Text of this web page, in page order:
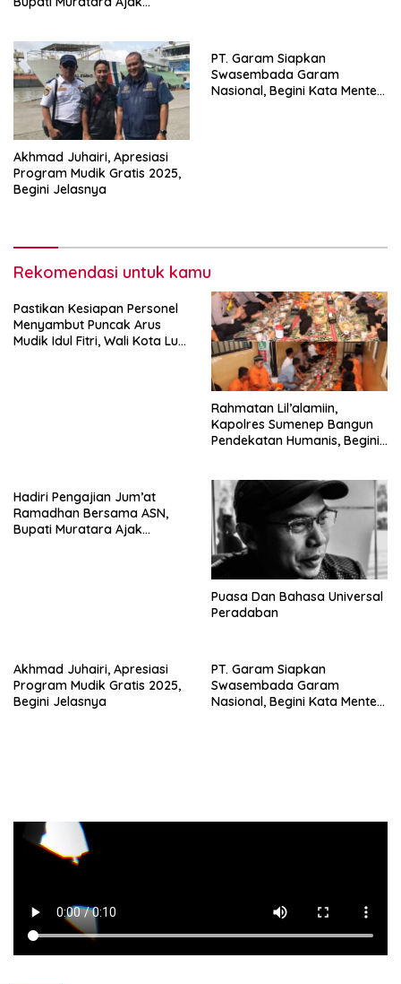
Pelayanan ke masyarakat
Akhmad Juhairi, Apresiasi
Program Mudik Gratis 2025,
Begini Jelasnya
PT. Garam Siapkan
Swasembada Garam
Nasional, Begini Kata Menteri
Rekomendasi untuk kamu
Pastikan Kesiapan Personel
Menyambut Puncak Arus
Mudik Idul Fitri, Wali Kota Ludi
Rahmatan Lil’alamiin,
Kapolres Sumenep Bangun
Pendekatan Humanis, Begini
Hadiri Pengajian Jum’at
Ramadhan Bersama ASN,
Bupati Muratara Ajak
Puasa Dan Bahasa Universal
Peradaban
Akhmad Juhairi, Apresiasi
Program Mudik Gratis 2025,
Begini Jelasnya
PT. Garam Siapkan
Swasembada Garam
Nasional, Begini Kata Menteri